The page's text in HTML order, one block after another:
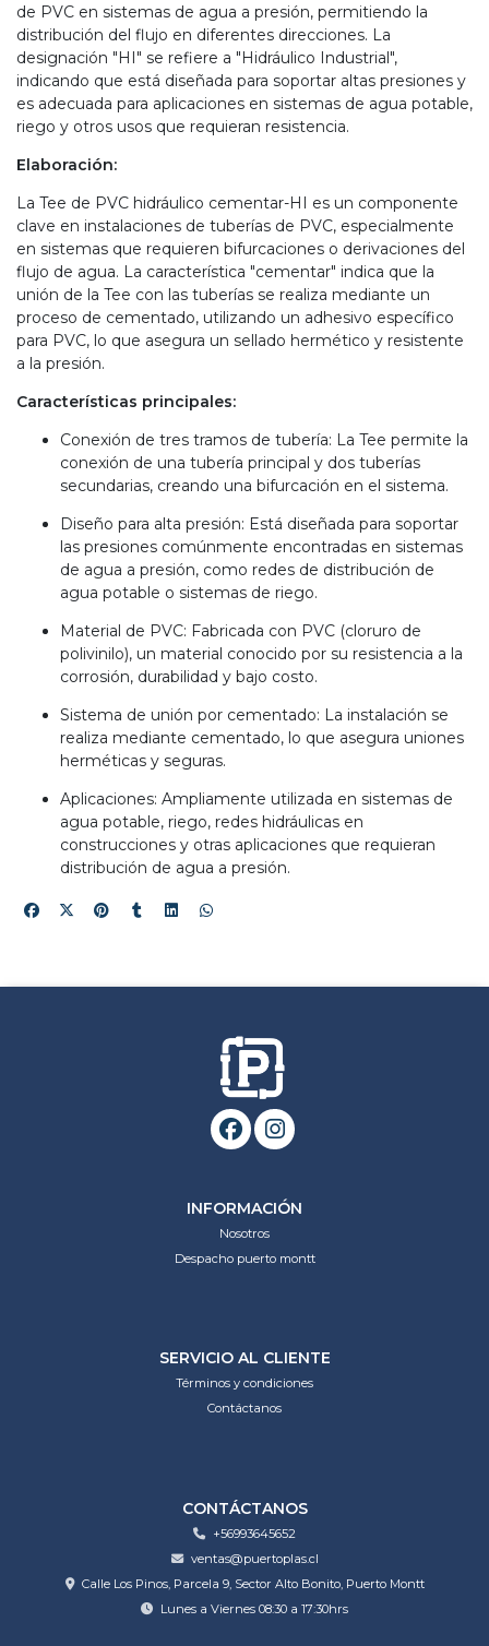
de PVC en sistemas de agua a presión, permitiendo la
distribución del flujo en diferentes direcciones. La
designación "HI" se refiere a "Hidráulico Industrial",
indicando que está diseñada para soportar altas presiones y
es adecuada para aplicaciones en sistemas de agua potable,
riego y otros usos que requieran resistencia.
Elaboración:
La Tee de PVC hidráulico cementar-HI es un componente
clave en instalaciones de tuberías de PVC, especialmente
en sistemas que requieren bifurcaciones o derivaciones del
flujo de agua. La característica "cementar" indica que la
unión de la Tee con las tuberías se realiza mediante un
proceso de cementado, utilizando un adhesivo específico
para PVC, lo que asegura un sellado hermético y resistente
a la presión.
Características principales:
Conexión de tres tramos de tubería: La Tee permite la
conexión de una tubería principal y dos tuberías
secundarias, creando una bifurcación en el sistema.
Diseño para alta presión: Está diseñada para soportar
las presiones comúnmente encontradas en sistemas
de agua a presión, como redes de distribución de
agua potable o sistemas de riego.
Material de PVC: Fabricada con PVC (cloruro de
polivinilo), un material conocido por su resistencia a la
corrosión, durabilidad y bajo costo.
Sistema de unión por cementado: La instalación se
realiza mediante cementado, lo que asegura uniones
herméticas y seguras.
Aplicaciones: Ampliamente utilizada en sistemas de
agua potable, riego, redes hidráulicas en
construcciones y otras aplicaciones que requieran
distribución de agua a presión.
INFORMACIÓN
Nosotros
Despacho puerto montt
SERVICIO AL CLIENTE
Términos y condiciones
Contáctanos
CONTÁCTANOS
+56993645652
ventas@puertoplas.cl
Calle Los Pinos, Parcela 9, Sector Alto Bonito, Puerto Montt
Lunes a Viernes 08:30 a 17:30hrs